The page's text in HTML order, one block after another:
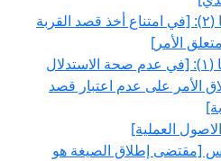
ثانيها (٢): [في امتناع أخذ قصد القربة
الأمر]
ثالثها (١): [في عدم صحة الاستدلال
الأمر على عدم اعتبار قصد
العملية]
[مقتضى إطلاق الصيغة هو